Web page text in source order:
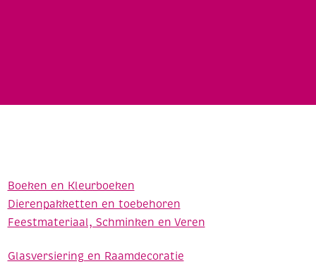
Boeken en Kleurboeken
Dierenpakketten en toebehoren
Feestmateriaal, Schminken en Veren
Glasversiering en Raamdecoratie